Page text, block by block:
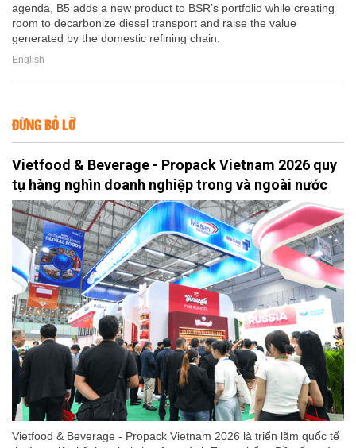
agenda, B5 adds a new product to BSR’s portfolio while creating
room to decarbonize diesel transport and raise the value
generated by the domestic refining chain.
English
ĐỪNG BỎ LỠ
Vietfood & Beverage - Propack Vietnam 2026 quy
tụ hàng nghìn doanh nghiệp trong và ngoài nước
Vietfood & Beverage - Propack Vietnam 2026 là triển lãm quốc tế